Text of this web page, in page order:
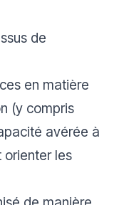
de
en matière
(y compris
avérée à
orienter les